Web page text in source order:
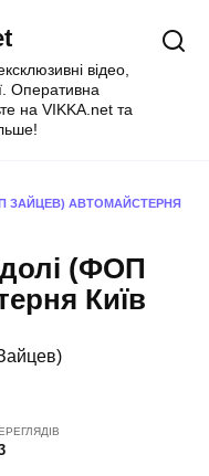
відео,
Оперативна
на VIKKA.net та
ЗАЙЦЕВ) АВТОМАЙСТЕРНЯ
(ФОП
Київ